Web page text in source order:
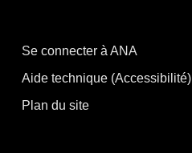
Se connecter à ANA
Aide technique (Accessibilité)
Plan du site